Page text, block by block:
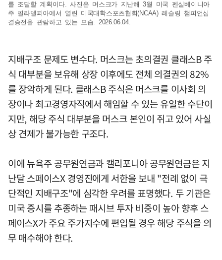
를 조달할 계획이다. 사진은 머스크가 지난해 3월 미국 펜실베이니아
주 필라델피아에서 열린 미국대학스포츠협회(NCAA) 레슬링 챔피언십
결승전을 관람하고 있는 모습. 2026.06.04.
지배구조 문제도 변수다. 머스크는 초의결권 클래스B 주
식 대부분을 보유해 상장 이후에도 전체 의결권의 82%
를 장악하게 된다. 클래스B 주식은 머스크를 이사회 의
장이나 최고경영자직에서 해임할 수 있는 유일한 수단이
지만, 해당 주식 대부분을 머스크 본인이 쥐고 있어 사실
상 견제가 불가능한 구조다.
이에 뉴욕주 공무원연금과 캘리포니아 공무원연금은 지
난달 스페이스X 경영진에게 서한을 보내 "전례 없이 극
단적인 지배구조"에 심각한 우려를 표명했다. 두 기관은
미국 증시를 추종하는 패시브 투자 비중이 높아 향후 스
페이스X가 주요 주가지수에 편입될 경우 해당 주식을 의
무 매수해야 한다.